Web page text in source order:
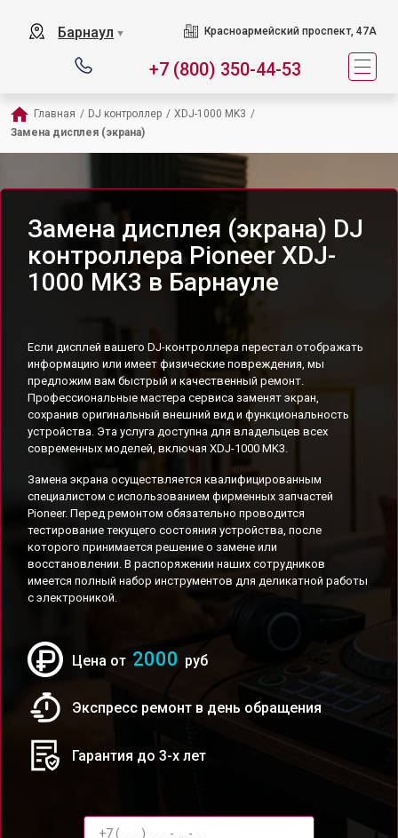
Барнаул ▼ Красноармейский проспект, 47А
+7 (800) 350-44-53
Главная / DJ контроллер / XDJ-1000 MK3 /
Замена дисплея (экрана)
Замена дисплея (экрана) DJ
контроллера Pioneer XDJ-
1000 MK3 в Барнауле
Если дисплей вашего DJ-контроллера перестал отображать
информацию или имеет физические повреждения, мы
предложим вам быстрый и качественный ремонт.
Профессиональные мастера сервиса заменят экран,
сохранив оригинальный внешний вид и функциональность
устройства. Эта услуга доступна для владельцев всех
современных моделей, включая XDJ-1000 MK3.
Замена экрана осуществляется квалифицированным
специалистом с использованием фирменных запчастей
Pioneer. Перед ремонтом обязательно проводится
тестирование текущего состояния устройства, после
которого принимается решение о замене или
восстановлении. В распоряжении наших сотрудников
имеется полный набор инструментов для деликатной работы
с электроникой.
Цена от 2000 руб
Экспресс ремонт в день обращения
Гарантия до 3-х лет